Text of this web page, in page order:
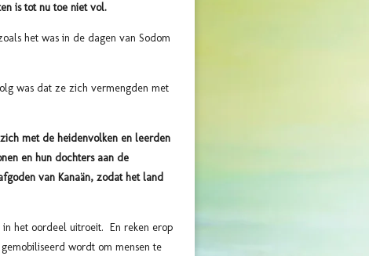
is tot nu toe niet vol.
het was in de dagen van Sodom
was dat ze zich vermengden met
met de heidenvolken en leerden
en hun dochters aan de
van Kanaän, zodat het land
het oordeel uitroeit. En reken erop
wordt om mensen te